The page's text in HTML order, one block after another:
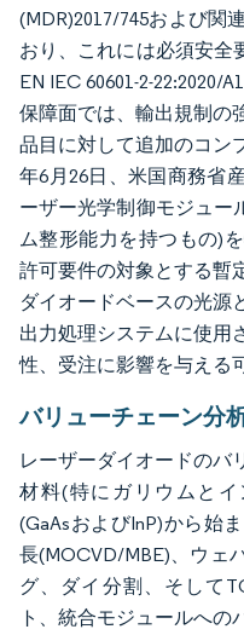
(MDR)2017/745および関
おり、これには必須安全
EN IEC 60601-2-
保障面では、輸出規制の
品目に対して追加のコン
年6月26日、米国商務省
ーザー光学制御モジュー
ム整形能力を持つもの)
許可要件の対象とする暫
ダイオードベースの光源
出力処理システムに使用
性、受注に影響を与える
バリューチェーン分
レーザーダイオードのバ
材料(特にガリウムと
(GaAsおよびInP)から始
長(MOCVD/MBE)、ウェ
グ、ダイ分割、そして
ト、統合モジュールへ